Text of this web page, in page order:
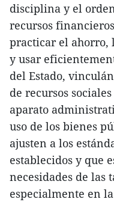
disciplina y el
recursos
practicar el ahorro,
y usar
del Estado,
de recursos
aparato
uso de los bienes
ajusten a los
establecidos y que
necesidades de las
especialmente en